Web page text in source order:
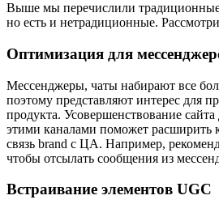
Выше мы перечислили
но есть и нетрадиционные.
Оптимизация для
Мессенджеры, чаты набирают все
поэтому представляют интерес для
продукта. Усовершенствование сайта
этими каналами поможет расширить
связь brand с ЦА. Например,
чтобы отсылать сообщения из
Встраивание элементов UGC